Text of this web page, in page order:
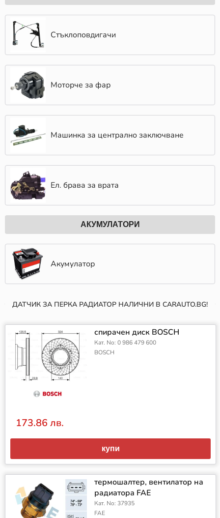
Стъклоповдигачи
Моторче за фар
Машинка за централно заключване
Ел. брава за врата
АКУМУЛАТОРИ
Акумулатор
ДАТЧИК ЗА ПЕРКА РАДИАТОР НАЛИЧНИ В CARAUTO.BG!
спирачен диск BOSCH
Кат. No: 0 986 479 600
BOSCH
173.86 лв.
купи
термошалтер, вентилатор на
радиатора FAE
Кат. No: 37935
FAE